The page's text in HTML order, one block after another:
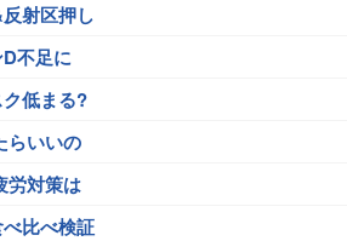
射区押し
不足に
低まる?
らいいの
労対策は
比べ検証